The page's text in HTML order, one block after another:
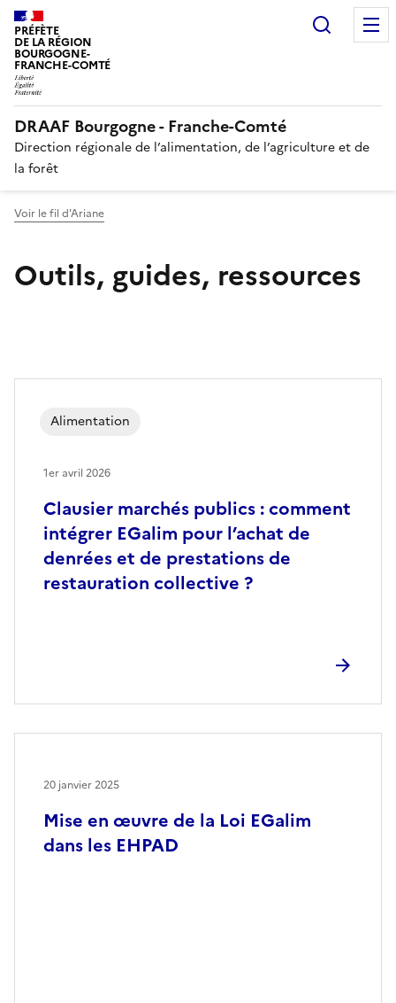
PRÉFÈTE
DE LA RÉGION
BOURGOGNE-
FRANCHE-COMTÉ
DRAAF Bourgogne - Franche-Comté
Direction régionale de l’alimentation, de l’agriculture et de
la forêt
Voir le fil d'Ariane
Outils, guides, ressources
Clausier marchés publics : comment
intégrer EGalim pour l’achat de
denrées et de prestations de
restauration collective ?
Alimentation
1er avril 2026
Mise en œuvre de la Loi EGalim
dans les EHPAD
20 janvier 2025